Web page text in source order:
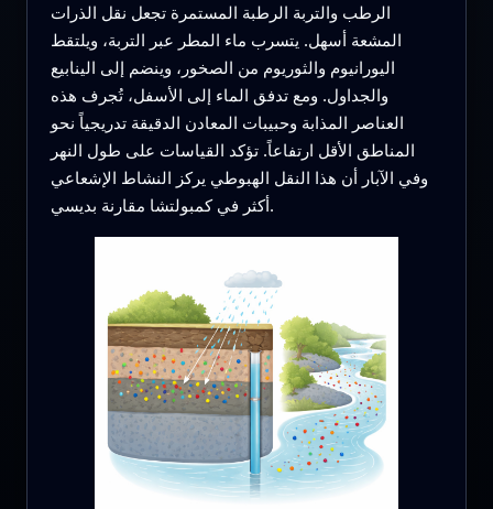
الرطب والتربة الرطبة المستمرة تجعل نقل الذرات
المشعة أسهل. يتسرب ماء المطر عبر التربة، ويلتقط
اليورانيوم والثوريوم من الصخور، وينضم إلى الينابيع
والجداول. ومع تدفق الماء إلى الأسفل، تُجرف هذه
العناصر المذابة وحبيبات المعادن الدقيقة تدريجياً نحو
المناطق الأقل ارتفاعاً. تؤكد القياسات على طول النهر
وفي الآبار أن هذا النقل الهبوطي يركز النشاط الإشعاعي
أكثر في كمبولتشا مقارنة بديسي.